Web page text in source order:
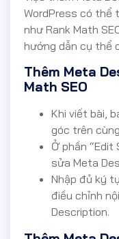
WordPress có thể
như Rank Math
hướng dẫn cụ thể
Thêm Meta
Math SEO
Khi viết bài,
góc trên
Ở phần
sửa Meta
Nhập đủ ký
điều chỉnh
Description.